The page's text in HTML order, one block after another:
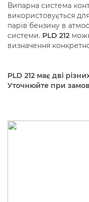
Випарна система
використовується
парів бензину в
системи. PLD 212
визначення
PLD 212 має дві
Уточнюйте при